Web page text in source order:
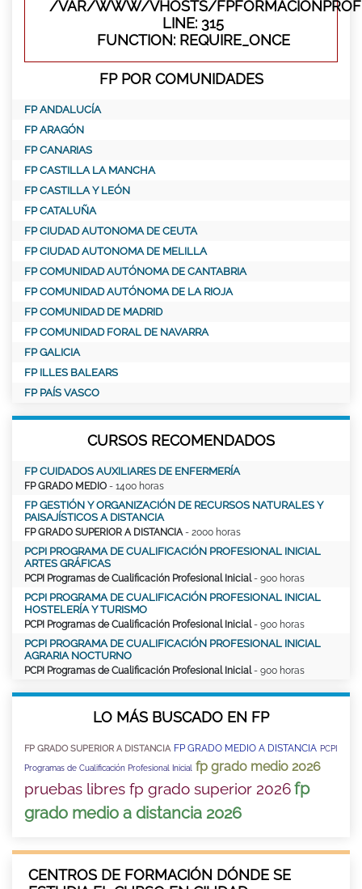
/VAR/WWW/VHOSTS/
LINE: 315
FUNCTION: REQUIRE_ONCE
FP POR COMUNIDADES
FP ANDALUCÍA
FP ARAGÓN
FP CANARIAS
FP CASTILLA LA MANCHA
FP CASTILLA Y LEÓN
FP CATALUÑA
FP CIUDAD AUTONOMA DE CEUTA
FP CIUDAD AUTONOMA DE MELILLA
FP COMUNIDAD AUTÓNOMA DE CANTABRIA
FP COMUNIDAD AUTÓNOMA DE LA RIOJA
FP COMUNIDAD DE MADRID
FP COMUNIDAD FORAL DE NAVARRA
FP GALICIA
FP ILLES BALEARS
FP PAÍS VASCO
CURSOS RECOMENDADOS
FP CUIDADOS AUXILIARES DE ENFERMERÍA
FP GRADO MEDIO - 1400 horas
FP GESTIÓN Y ORGANIZACIÓN DE RECURSOS NATURALES Y
PAISAJÍSTICOS A DISTANCIA
FP GRADO SUPERIOR A DISTANCIA - 2000 horas
PCPI PROGRAMA DE CUALIFICACIÓN PROFESIONAL INICIAL
ARTES GRÁFICAS
PCPI Programas de Cualificación Profesional Inicial- 900 horas
PCPI PROGRAMA DE CUALIFICACIÓN PROFESIONAL INICIAL
HOSTELERÍA Y TURISMO
PCPI Programas de Cualificación Profesional Inicial- 900 horas
PCPI PROGRAMA DE CUALIFICACIÓN PROFESIONAL INICIAL
AGRARIA NOCTURNO
PCPI Programas de Cualificación Profesional Inicial- 900 horas
LO MÁS BUSCADO EN FP
FP GRADO SUPERIOR A DISTANCIA FP GRADO MEDIO A DISTANCIA PCPI
Programas de Cualificación Profesional Inicial fp grado medio 2026
pruebas libres fp grado superior 2026fp
grado medio a distancia 2026
CENTROS DE FORMACIÓN DÓNDE SE